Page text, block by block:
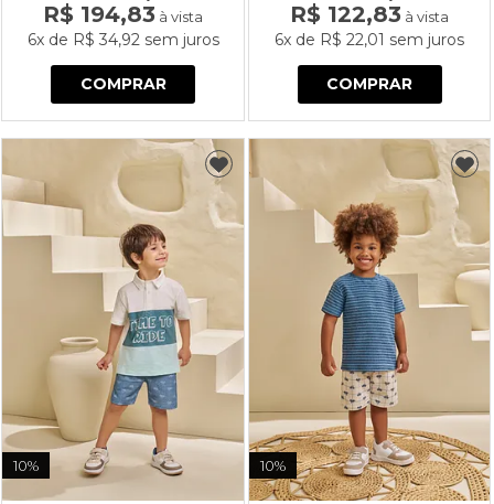
R$ 194,83 à vista
6xde R$ 34,92sem juros
COMPRAR
R$ 122,83 à vista
6x de R$ 22,01 sem juros
COMPRAR
10% 10%